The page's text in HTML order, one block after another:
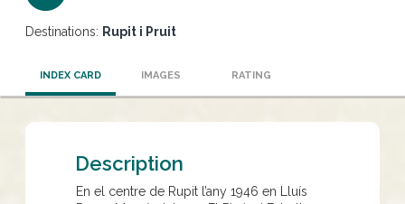
Destinations: Rupit i Pruit
INDEX CARD IMAGES RATING
Description
En el centre de Rupit l’any 1946 en Lluís